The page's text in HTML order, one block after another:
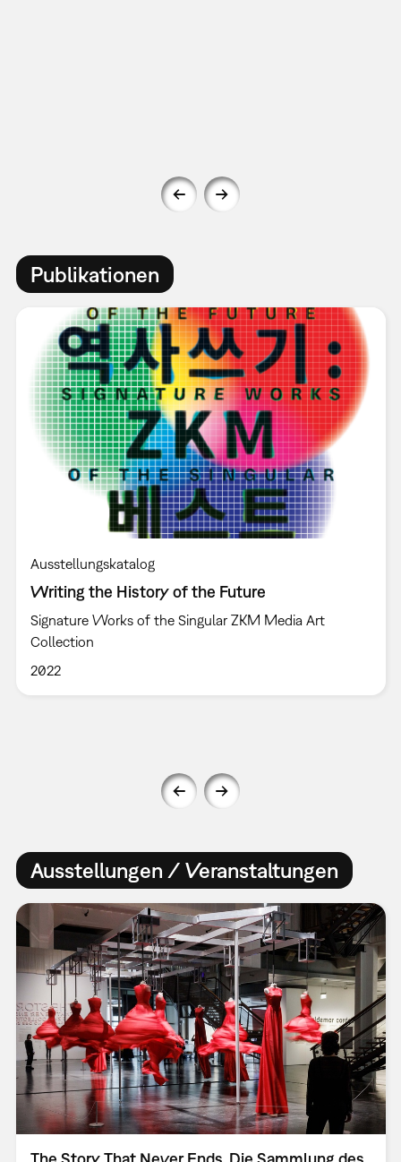
Publikationen
Ausstellungskatalog
Writing the History of the Future
Signature Works of the Singular ZKM Media Art
Collection
2022
Ausstellungen / Veranstaltungen